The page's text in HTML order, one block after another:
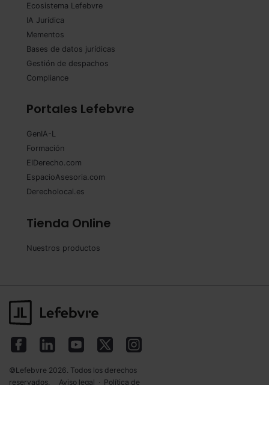
Ecosistema Lefebvre
IA Jurídica
Mementos
Bases de datos jurídicas
Gestión de despachos
Compliance
Portales Lefebvre
GenIA-L
Formación
ElDerecho.com
EspacioAsesoria.com
Derecholocal.es
Tienda Online
Nuestros productos
©Lefebvre 2026. Todos los derechos
reservados.
Aviso legal · Política de